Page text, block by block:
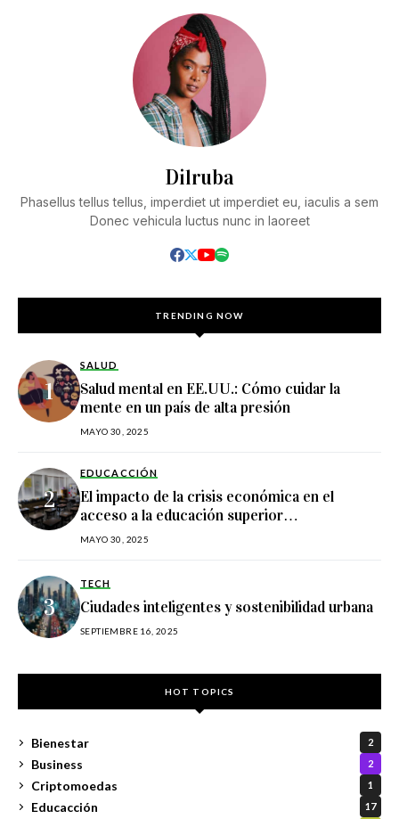
Dilruba
Phasellus tellus tellus, imperdiet ut imperdiet eu, iaculis a sem
Donec vehicula luctus nunc in laoreet
TRENDING NOW
SALUD
Salud mental en EE.UU.: Cómo cuidar la
mente en un país de alta presión
MAYO 30, 2025
EDUCACCIÓN
El impacto de la crisis económica en el
acceso a la educación superior
estadounidense
MAYO 30, 2025
TECH
Ciudades inteligentes y sostenibilidad urbana
SEPTIEMBRE 16, 2025
HOT TOPICS
Bienestar 2
Business 2
Criptomoedas 1
Educacción 17